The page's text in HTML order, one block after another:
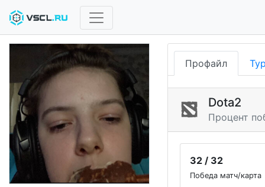
Профайл
Dota2
Процент
32 / 32
Победа матч/карта